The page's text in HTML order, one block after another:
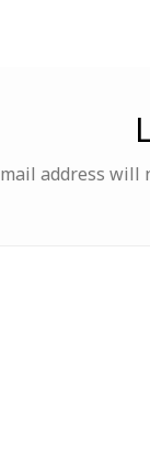
address will